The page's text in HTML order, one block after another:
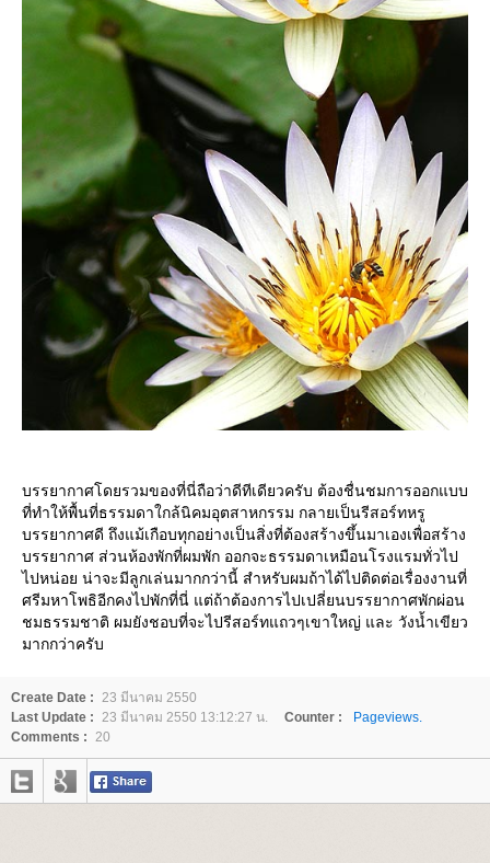
บรรยากาศโดยรวมของที่นี่ถือว่าดีทีเดียวครับ ต้องชื่นชมการออกแบบ
ที่ทำให้พื้นที่ธรรมดาใกล้นิคมอุตสาหกรรม กลายเป็นรีสอร์ทหรู
บรรยากาศดี ถึงแม้เกือบทุกอย่างเป็นสิ่งที่ต้องสร้างขึ้นมาเองเพื่อสร้าง
บรรยากาศ ส่วนห้องพักที่ผมพัก ออกจะธรรมดาเหมือนโรงแรมทั่วไป
ไปหน่อย น่าจะมีลูกเล่นมากกว่านี้ สำหรับผมถ้าได้ไปติดต่อเรื่องงานที่
ศรีมหาโพธิอีกคงไปพักที่นี่ แต่ถ้าต้องการไปเปลี่ยนบรรยากาศพักผ่อน
ชมธรรมชาติ ผมยังชอบที่จะไปรีสอร์ทแถวๆเขาใหญ่ และ วังน้ำเขียว
มากกว่าครับ
Create Date :
23 มีนาคม 2550
Last Update :
23 มีนาคม 2550 13:12:27 น. Counter :
Pageviews.
Comments :
20